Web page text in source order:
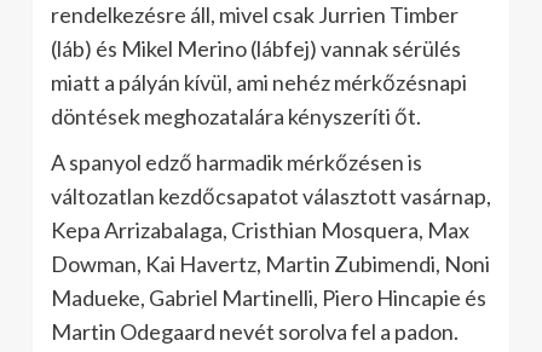
rendelkezésre áll, mivel csak Jurrien Timber
(láb) és Mikel Merino (lábfej) vannak sérülés
miatt a pályán kívül, ami nehéz mérkőzésnapi
döntések meghozatalára kényszeríti őt.
A spanyol edző harmadik mérkőzésen is
változatlan kezdőcsapatot választott vasárnap,
Kepa Arrizabalaga, Cristhian Mosquera, Max
Dowman, Kai Havertz, Martin Zubimendi, Noni
Madueke, Gabriel Martinelli, Piero Hincapie és
Martin Odegaard nevét sorolva fel a padon.